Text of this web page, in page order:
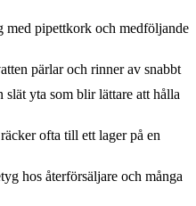
med pipettkork och medföljande
pärlar och rinner av snabbt
yta som blir lättare att hålla
ofta till ett lager på en
hos återförsäljare och många